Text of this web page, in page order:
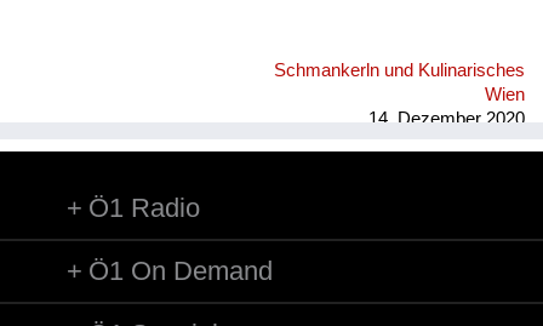
Schmankerln und Kulinarisches
Wien
14. Dezember 2020
Ö1 Radio
Ö1 On Demand